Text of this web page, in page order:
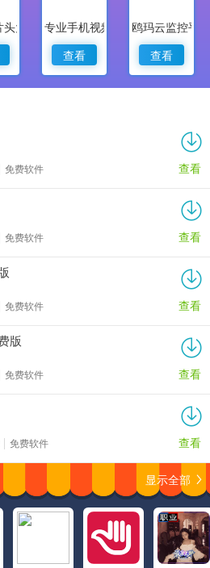
大师
专业手机视频监控
查看
鸥玛云监控平
查看
免费软件 查看
免费软件 查看
免费软件 查看
版
免费软件 查看
免费软件 查看
显示全部